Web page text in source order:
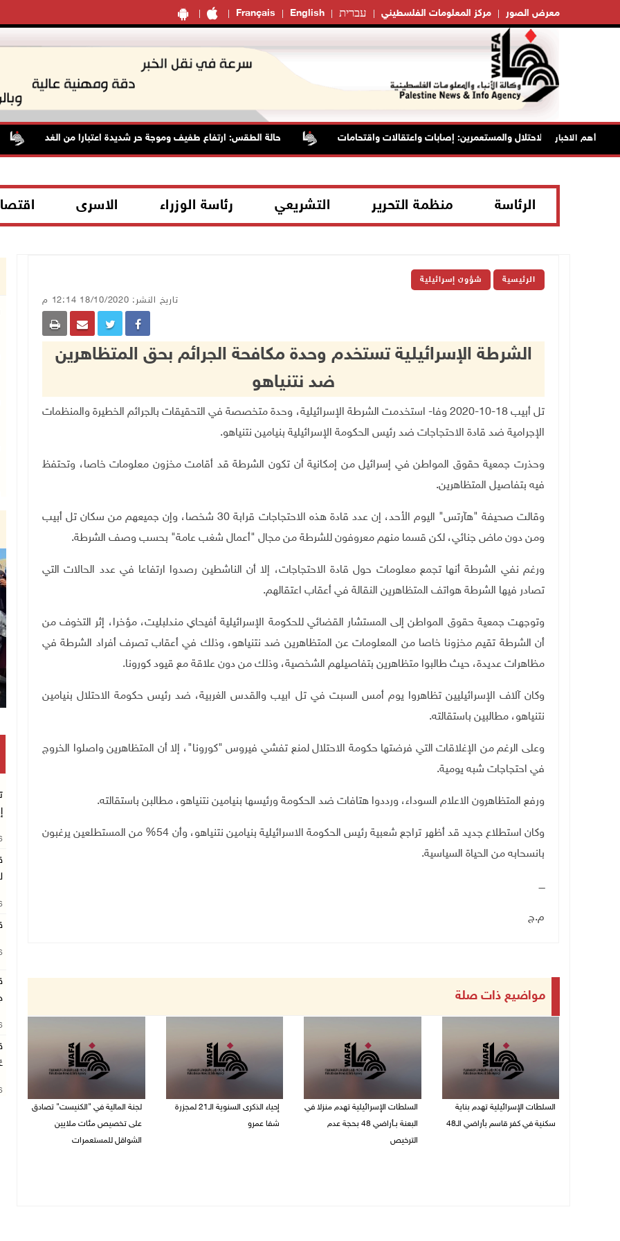
Français English עברית مركز المعلومات الفلسطيني معرض الصور
أهم الاخبار
انتهاكات الاحتلال والمستعمرين: إصابات واعتقالات واقتحامات حالة الطقس: ارتفاع طفيف وموجة حر شديدة اعتبارا من الغد
الرئاسة منظمة التحرير التشريعي رئاسة الوزراء الاسرى
الرئيسية شؤون إسرائيلية
تاريخ النشر: 18/10/2020 12:14 م
الشرطة الإسرائيلية تستخدم وحدة مكافحة الجرائم بحق المتظاهرين
ضد نتنياهو
تل أبيب 18-10-2020 وفا- استخدمت الشرطة الإسرائيلية، وحدة متخصصة في التحقيقات بالجرائم الخطيرة والمنظمات
الإجرامية ضد قادة الاحتجاجات ضد رئيس الحكومة الإسرائيلية بنيامين نتنياهو.
وحذرت جمعية حقوق المواطن في إسرائيل من إمكانية أن تكون الشرطة قد أقامت مخزون معلومات خاصا، وتحتفظ
فيه بتفاصيل المتظاهرين.
وقالت صحيفة "هآرتس" اليوم الأحد، إن عدد قادة هذه الاحتجاجات قرابة 30 شخصا، وإن جميعهم من سكان تل أبيب
ومن دون ماض جنائي، لكن قسما منهم معروفون للشرطة من مجال "أعمال شغب عامة" بحسب وصف الشرطة.
ورغم نفي الشرطة أنها تجمع معلومات حول قادة الاحتجاجات، إلا أن الناشطين رصدوا ارتفاعا في عدد الحالات التي
تصادر فيها الشرطة هواتف المتظاهرين النقالة في أعقاب اعتقالهم.
وتوجهت جمعية حقوق المواطن إلى المستشار القضائي للحكومة الإسرائيلية أفيحاي مندلبليت، مؤخرا، إثر التخوف من
أن الشرطة تقيم مخزونا خاصا من المعلومات عن المتظاهرين ضد نتنياهو، وذلك في أعقاب تصرف أفراد الشرطة في
مظاهرات عديدة، حيث طالبوا متظاهرين بتفاصيلهم الشخصية، وذلك من دون علاقة مع قيود كورونا.
وكان آلاف الإسرائيليين تظاهروا يوم أمس السبت في تل ابيب والقدس الغربية، ضد رئيس حكومة الاحتلال بنيامين
نتنياهو، مطالبين باستقالته.
وعلى الرغم من الإغلاقات التي فرضتها حكومة الاحتلال لمنع تفشي فيروس "كورونا"، إلا أن المتظاهرين واصلوا الخروج
في احتجاجات شبه يومية.
ورفع المتظاهرون الاعلام السوداء، ورددوا هتافات ضد الحكومة ورئيسها بنيامين نتنياهو، مطالبن باستقالته.
وكان استطلاع جديد قد أظهر تراجع شعبية رئيس الحكومة الاسرائيلية بنيامين نتنياهو، وأن 54% من المستطلعين يرغبون
بانسحابه من الحياة السياسية.
ــــ
م.ج
مواضيع ذات صلة
السلطات الإسرائيلية تهدم بناية
سكنية في كفر قاسم بأراضي الـ48
السلطات الإسرائيلية تهدم منزلا في
البعنة بـأراضي 48 بحجة عدم
الترخيص
إحياء الذكرى السنوية الـ21 لمجزرة
شفا عمرو
لجنة المالية في "الكنيست" تصادق
على تخصيص مئات ملايين
الشواقل للمستعمرات